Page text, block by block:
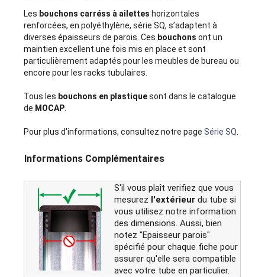
Les bouchons carréss à ailettes horizontales
renforcées, en polyéthylène, série SQ, s’adaptent à
diverses épaisseurs de parois. Ces bouchons ont un
maintien excellent une fois mis en place et sont
particulièrement adaptés pour les meubles de bureau ou
encore pour les racks tubulaires.
Tous les bouchons en plastiquesont dans le catalogue
de MOCAP.
Pour plus d'informations, consultez notre pageSérie SQ.
Informations Complémentaires
S'il vous plaît verifiez que vous
mesurez l'extérieur du tube si
vous utilisez notre information
des dimensions. Aussi, bien
notez "Epaisseur parois"
spécifié pour chaque fiche pour
assurer qu'elle sera compatible
avec votre tube en particulier.